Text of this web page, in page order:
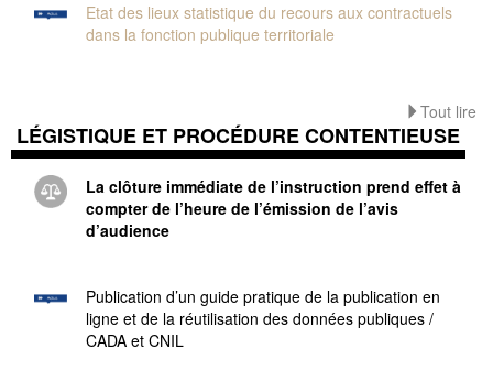
Etat des lieux statistique du recours aux contractuels
dans la fonction publique territoriale
Tout lire
LÉGISTIQUE ET PROCÉDURE CONTENTIEUSE
La clôture immédiate de l’instruction prend effet à
compter de l’heure de l’émission de l’avis
d’audience
Publication d’un guide pratique de la publication en
ligne et de la réutilisation des données publiques /
CADA et CNIL